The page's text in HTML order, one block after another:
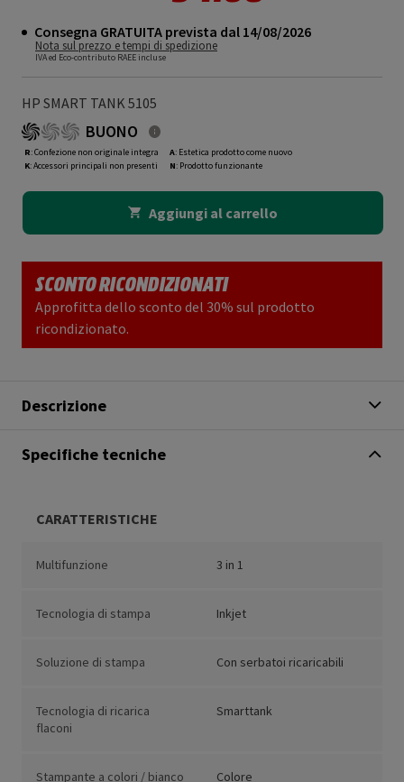
Consegna GRATUITA prevista dal 14/08/2026
Nota sul prezzo e tempi di spedizione
IVA ed Eco-contributo RAEE incluse
HP SMART TANK 5105
BUONO
R: Confezione non originale integra
K: Accessori principali non presenti
A: Estetica prodotto come nuovo
N: Prodotto funzionante
Aggiungi al carrello
SCONTO RICONDIZIONATI
Approfitta dello sconto del 30% sul prodotto
ricondizionato.
Descrizione
Specifiche tecniche
CARATTERISTICHE
Multifunzione 3 in 1
Tecnologia di stampa Inkjet
Soluzione di stampa Con serbatoi ricaricabili
Tecnologia di ricarica
flaconi
Smarttank
Stampante a colori / bianco
Colore